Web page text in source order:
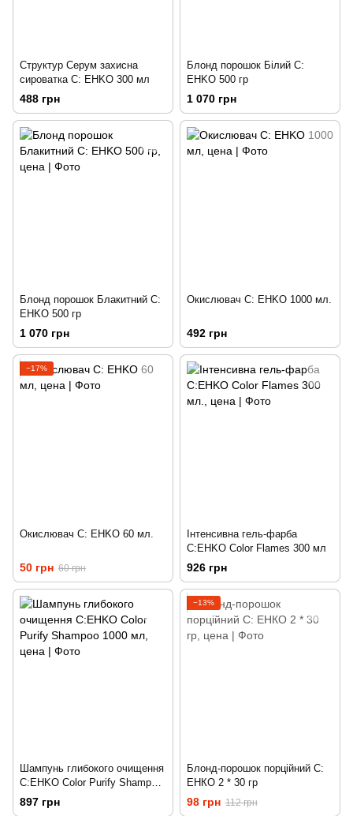
Структур Серум захисна
сироватка C: EHKO 300 мл
488 грн
Блонд порошок Білий C:
EHKO 500 гр
1 070 грн
Блонд порошок Блакитний C:
EHKO 500 гр
1 070 грн
Окислювач C: EHKO 1000 мл.
492 грн
−17%
Окислювач C: EHKO 60 мл.
50 грн 60 грн
Інтенсивна гель-фарба
C:EHKO Color Flames 300 мл
926 грн
Шампунь глибокого очищення
C:EHKO Color Purify Shampoo
1000 мл
897 грн
−13%
Блонд-порошок порційний С:
ЕНКО 2 * 30 гр
98 грн 112 грн